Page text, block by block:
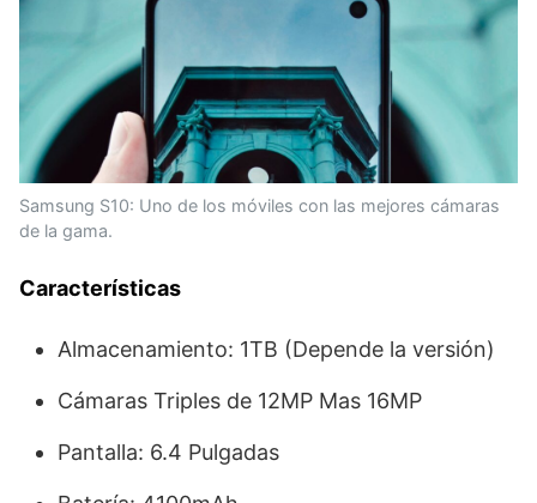
Samsung S10: Uno de los móviles con las mejores cámaras
de la gama.
Características
Almacenamiento: 1TB (Depende la versión)
Cámaras Triples de 12MP Mas 16MP
Pantalla: 6.4 Pulgadas